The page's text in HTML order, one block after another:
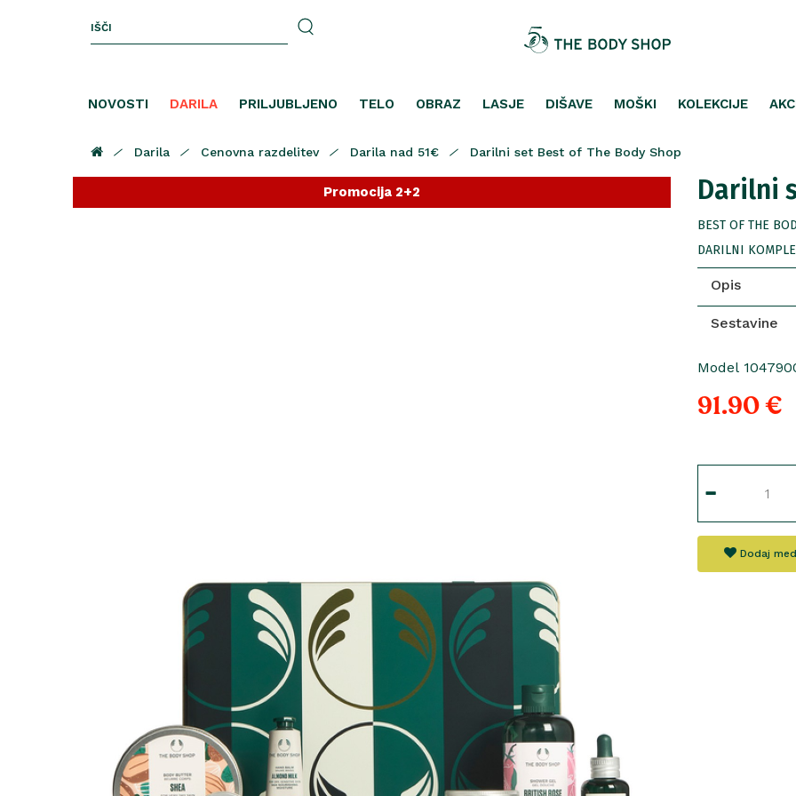
NOVOSTI DARILA PRILJUBLJENO TELO OBRAZ LASJE DIŠAVE MOŠKI KOLEKCIJE
Darila Cenovna razdelitev Darila nad 51€ Darilni set Best of The Body Shop
Promocija 2+2 Darilni
BEST OF THE
DARILNI
Opis
Sestavine
Model
91.90 €
Dodaj